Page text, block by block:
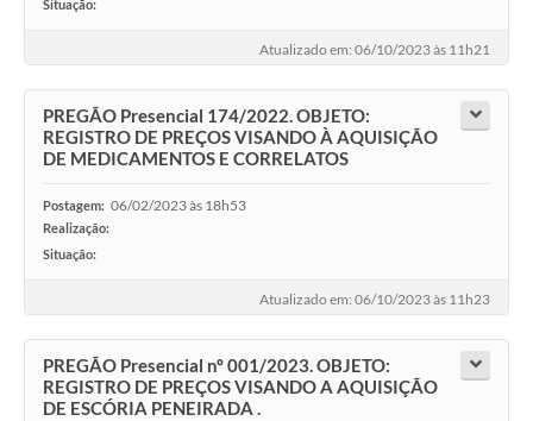
Situação:
Atualizado em: 06/10/2023 às 11h21
PREGÃO Presencial 174/2022. OBJETO:
REGISTRO DE PREÇOS VISANDO À AQUISIÇÃO
DE MEDICAMENTOS E CORRELATOS
Postagem: 06/02/2023 às 18h53
Realização:
Situação:
Atualizado em: 06/10/2023 às 11h23
PREGÃO Presencial nº 001/2023. OBJETO:
REGISTRO DE PREÇOS VISANDO A AQUISIÇÃO
DE ESCÓRIA PENEIRADA .